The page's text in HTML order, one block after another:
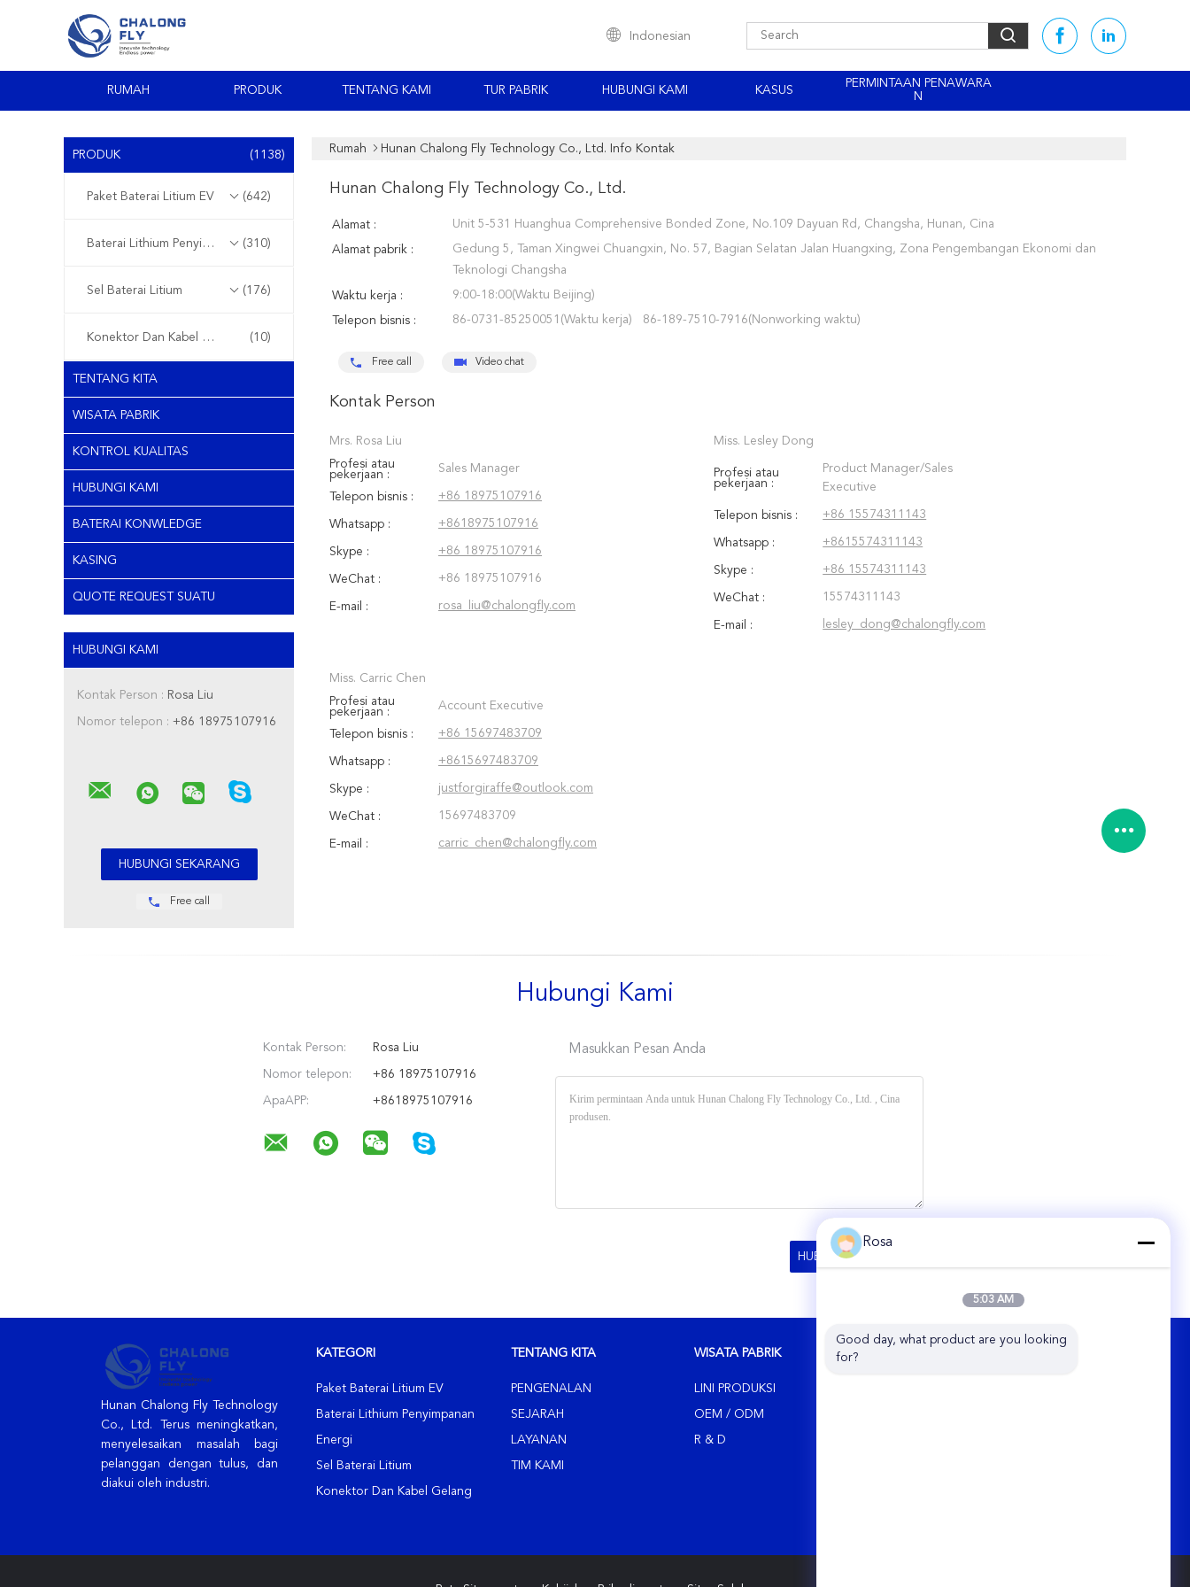
Indonesian
RUMAH PRODUK TENTANG KAMI TUR PABRIK HUBUNGI KAMI KASUS
PERMINTAAN PENAWARA
N
PRODUK (1138)
Paket Baterai Litium EV (642)
Baterai Lithium Penyimpanan Energi (310)
Sel Baterai Litium (176)
Konektor Dan Kabel Gelang (10)
TENTANG KITA
WISATA PABRIK
KONTROL KUALITAS
HUBUNGI KAMI
BATERAI KONWLEDGE
KASING
QUOTE REQUEST SUATU
HUBUNGI KAMI
Kontak Person : Rosa Liu
Nomor telepon : +86 18975107916
Free call
Rumah Hunan Chalong Fly Technology Co., Ltd. Info Kontak
Hunan Chalong Fly Technology Co., Ltd.
Alamat : Unit 5-531 Huanghua Comprehensive Bonded Zone, No.109 Dayuan Rd, Changsha, Hunan, Cina
Alamat pabrik :
Gedung 5, Taman Xingwei Chuangxin, No. 57, Bagian Selatan Jalan Huangxing, Zona Pengembangan Ekonomi dan
Teknologi Changsha
Waktu kerja : 9:00-18:00(Waktu Beijing)
Telepon bisnis : 86-0731-85250051(Waktu kerja) 86-189-7510-7916(Nonworking waktu)
Free call Video chat
Kontak Person
Mrs. Rosa Liu
Profesi atau
pekerjaan :
Sales Manager
Telepon bisnis : +86 18975107916
Whatsapp : +8618975107916
Skype : +86 18975107916
WeChat : +86 18975107916
E-mail : rosa_liu@chalongfly.com
Miss. Lesley Dong
Profesi atau
pekerjaan :
Product Manager/Sales
Executive
Telepon bisnis : +86 15574311143
Whatsapp : +8615574311143
Skype : +86 15574311143
WeChat : 15574311143
E-mail : lesley_dong@chalongfly.com
Miss. Carric Chen
Profesi atau
pekerjaan :
Account Executive
Telepon bisnis : +86 15697483709
Whatsapp : +8615697483709
Skype : justforgiraffe@outlook.com
WeChat : 15697483709
E-mail : carric_chen@chalongfly.com
Hubungi Kami
Kontak Person: Rosa Liu
Nomor telepon: +86 18975107916
ApaAPP: +8618975107916
Masukkan Pesan Anda
Hunan Chalong Fly Technology
Co., Ltd. Terus meningkatkan,
menyelesaikan masalah bagi
pelanggan dengan tulus, dan
diakui oleh industri.
KATEGORI
Paket Baterai Litium EV
Baterai Lithium Penyimpanan
Energi
Sel Baterai Litium
Konektor Dan Kabel Gelang
TENTANG KITA
PENGENALAN
SEJARAH
LAYANAN
TIM KAMI
WISATA PABRIK
LINI PRODUKSI
OEM / ODM
R & D
Rosa
5:03 AM
Good day, what product are you looking
for?